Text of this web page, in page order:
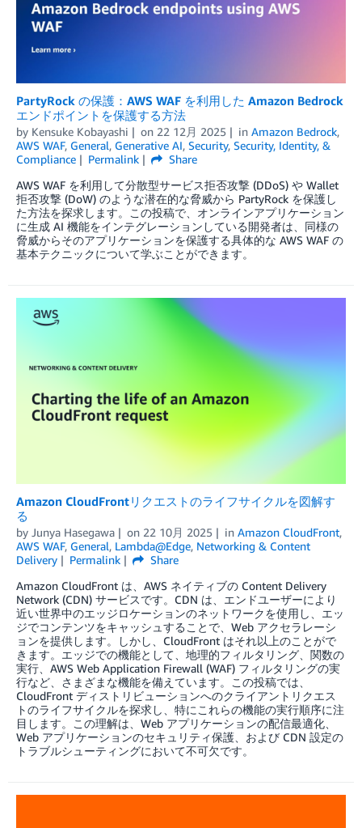
PartyRock の保護：AWS WAF を利用した Amazon Bedrock
エンドポイントを保護する方法
by Kensuke Kobayashi on 22 12月 2025 in Amazon Bedrock,
AWS WAF, General, Generative AI, Security, Security, Identity, &
Compliance
Permalink
Share
AWS WAF を利用して分散型サービス拒否攻撃 (DDoS) や Wallet
拒否攻撃 (DoW) のような潜在的な脅威から PartyRock を保護し
た方法を探求します。この投稿で、オンラインアプリケーション
に生成 AI 機能をインテグレーションしている開発者は、同様の
脅威からそのアプリケーションを保護する具体的な AWS WAF の
基本テクニックについて学ぶことができます。
Amazon CloudFrontリクエストのライフサイクルを図解す
る
by Junya Hasegawa on 22 10月 2025 in Amazon CloudFront,
AWS WAF, General, Lambda@Edge, Networking & Content
Delivery
Permalink
Share
Amazon CloudFront は、AWS ネイティブの Content Delivery
Network (CDN) サービスです。CDN は、エンドユーザーにより
近い世界中のエッジロケーションのネットワークを使用し、エッ
ジでコンテンツをキャッシュすることで、Web アクセラレーシ
ョンを提供します。しかし、CloudFront はそれ以上のことがで
きます。エッジでの機能として、地理的フィルタリング、関数の
実行、AWS Web Application Firewall (WAF) フィルタリングの実
行など、さまざまな機能を備えています。この投稿では、
CloudFront ディストリビューションへのクライアントリクエス
トのライフサイクルを探求し、特にこれらの機能の実行順序に注
目します。この理解は、Web アプリケーションの配信最適化、
Web アプリケーションのセキュリティ保護、および CDN 設定の
トラブルシューティングにおいて不可欠です。